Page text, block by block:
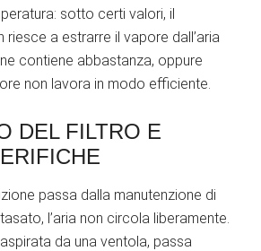
sotto certi valori, il
a estrarre il vapore dall’aria
contiene abbastanza, oppure
non lavora in modo efficiente.
DEL FILTRO E
passa dalla manutenzione di
l’aria non circola liberamente.
da una ventola, passa